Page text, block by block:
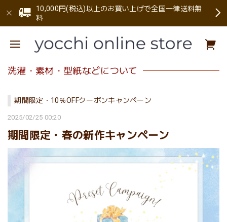
10,000円(税込)以上のお買い上げで全国一律送料無
料
洗濯・素材・型紙などについて
期間限定・10％OFFクーポンキャンペーン
2025/02/25 00:20
期間限定・春の新作キャンペーン